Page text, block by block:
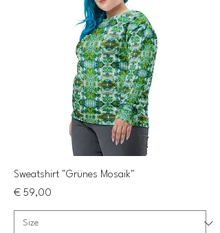
Sweatshirt "Grünes Mosaik"
Preis
€ 59,00